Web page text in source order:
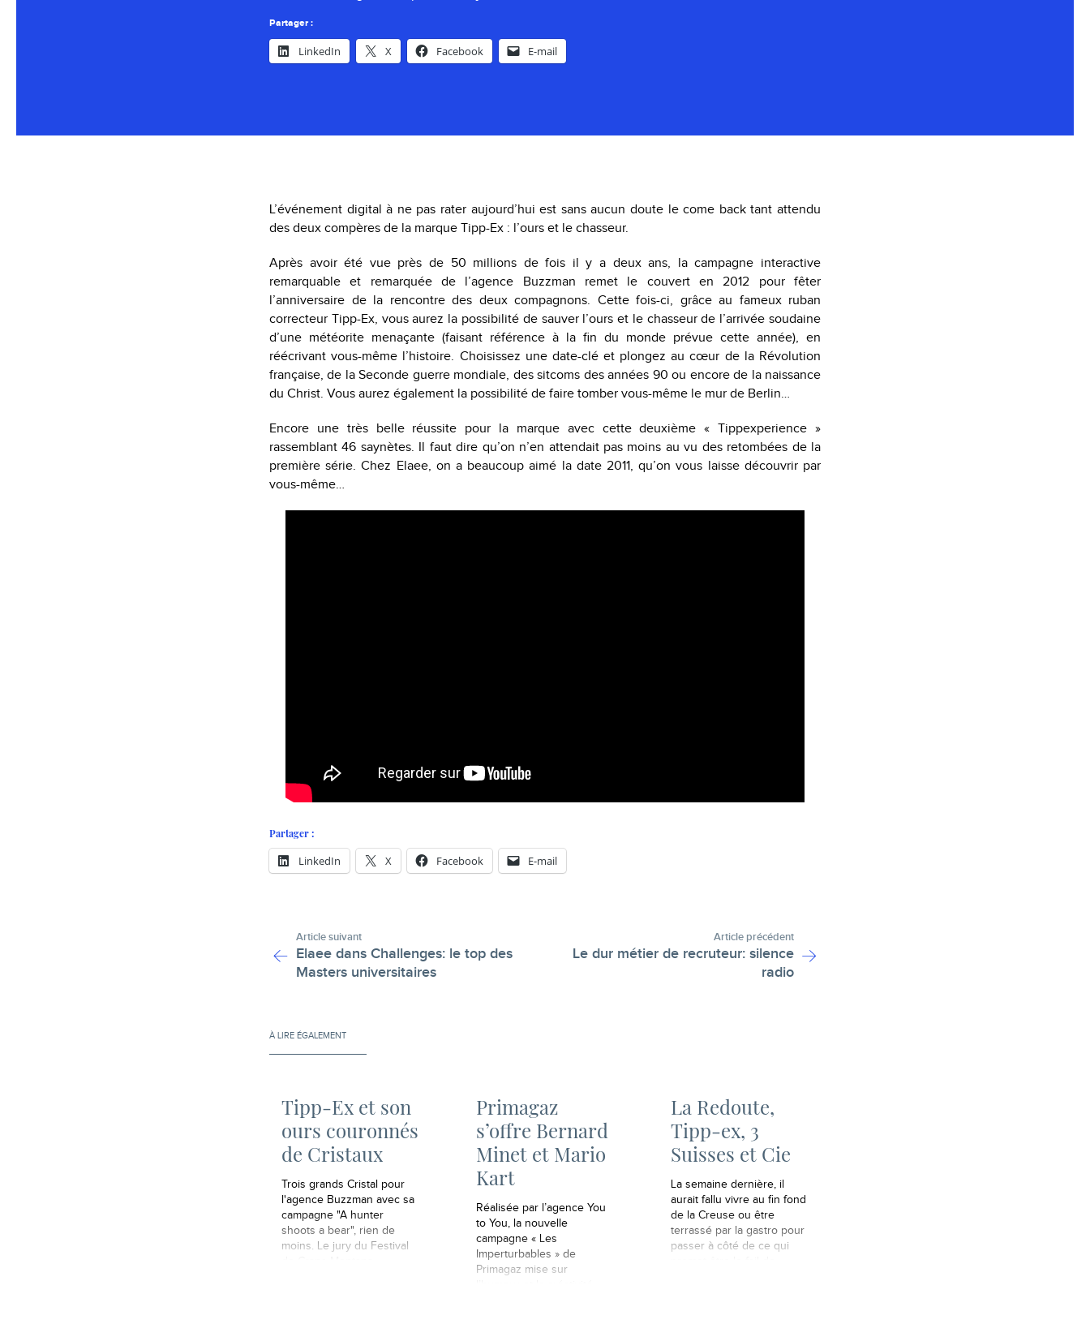
Partager :
LinkedIn X Facebook E-mail
L’événement digital à ne pas rater aujourd’hui est sans aucun doute le come back tant attendu
des deux compères de la marque Tipp-Ex : l’ours et le chasseur.
Après avoir été vue près de 50 millions de fois il y a deux ans, la campagne interactive
remarquable et remarquée de l’agence Buzzman remet le couvert en 2012 pour fêter
l’anniversaire de la rencontre des deux compagnons. Cette fois-ci, grâce au fameux ruban
correcteur Tipp-Ex, vous aurez la possibilité de sauver l’ours et le chasseur de l’arrivée soudaine
d’une météorite menaçante (faisant référence à la fin du monde prévue cette année), en
réécrivant vous-même l’histoire. Choisissez une date-clé et plongez au cœur de la Révolution
française, de la Seconde guerre mondiale, des sitcoms des années 90 ou encore de la naissance
du Christ. Vous aurez également la possibilité de faire tomber vous-même le mur de Berlin…
Encore une très belle réussite pour la marque avec cette deuxième « Tippexperience »
rassemblant 46 saynètes. Il faut dire qu’on n’en attendait pas moins au vu des retombées de la
première série. Chez Elaee, on a beaucoup aimé la date 2011, qu’on vous laisse découvrir par
vous-même…
Partager :
LinkedIn X Facebook E-mail
Article suivant
Elaee dans Challenges: le top des
Masters universitaires
Article précédent
Le dur métier de recruteur: silence
radio
À LIRE ÉGALEMENT
Tipp-Ex et son
ours couronnés
de Cristaux
Trois grands Cristal pour
l'agence Buzzman avec sa
campagne "A hunter
shoots a bear", rien de
moins. Le jury du Festival
Primagaz
s’offre Bernard
Minet et Mario
Kart
Réalisée par l’agence You
to You, la nouvelle
campagne « Les
Imperturbables » de
Primagaz mise sur
La Redoute,
Tipp-ex, 3
Suisses et Cie
La semaine dernière, il
aurait fallu vivre au fin fond
de la Creuse ou être
terrassé par la gastro pour
passer à côté de ce qui